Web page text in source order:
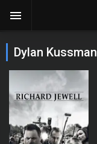
Dylan Kussman